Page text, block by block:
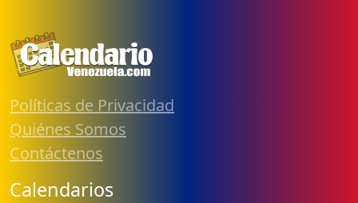
Políticas de Privacidad
Quiénes Somos
Contáctenos
Calendarios